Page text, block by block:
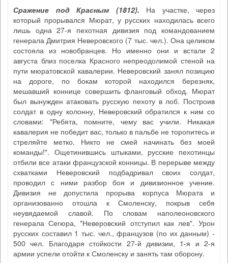
Сражение под Красным (1812). На участке, через
который прорывался Мюрат, у русских находилась всего
лишь одна 27-я пехотная дивизия под командованием
генерала Дмитрия Неверовского (7 тыс. чел.). Она целиком
состояла из новобранцев. Но именно они и встали 2
августа близ поселка Красного непреодолимой стеной на
пути мюратовской кавалерии. Неверовский занял позицию
на дороге, по бокам которой находился березняк,
мешавший коннице совершить фланговый обход. Мюрат
был вынужден атаковать русскую пехоту в лоб. Построив
солдат в одну колонну, Неверовский обратился к ним со
словами: "Ребята, помните, чему вас учили. Никакая
кавалерия не победит вас, только в пальбе не торопитесь и
стреляйте метко. Никто не смей начинать без моей
команды!". Ощетинившись штыками, русские пехотинцы
отбили все атаки французской конницы. В перерыве между
схватками Неверовский подбадривал своих солдат,
проводил с ними разбор боя и дивизионное учение.
Дивизия не допустила прорыва корпуса Мюрата и
организованно отошла к Смоленску, покрыв себя
неувядаемой славой. По словам наполеоновского
генерала Сегюра, "Неверовский отступил как лев". Урон
русских составил 1 тыс. чел., французов (по их данным) -
500 чел. Благодаря стойкости 27-й дивизии, 1-я и 2-я
армии успели отойти к Смоленску и занять там оборону.